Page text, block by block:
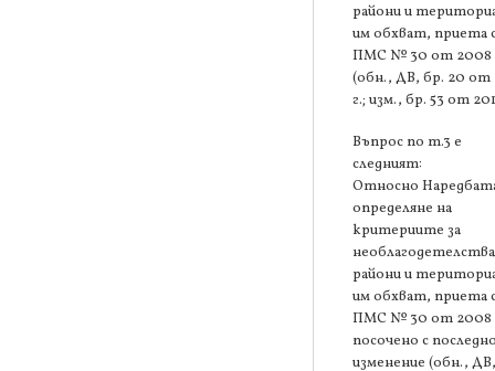
райони и
им обхват, приета
ПМС № 30 от 2008
(обн., ДВ, бр. 20 от
г.; изм., бр. 53 от
Въпрос по т.3 е
следният:
Относно
определяне на
критериите за
райони и
им обхват, приета
ПМС № 30 от 2008
посочено с
изменение (обн.,